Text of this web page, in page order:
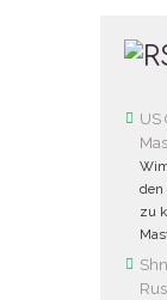
US
den
zu